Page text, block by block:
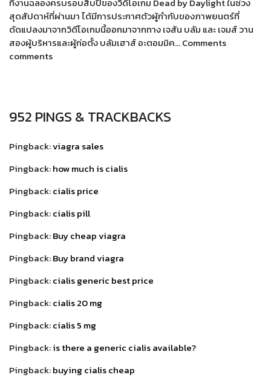
สุดสัปดาห์ที่ผ่านมา ได้มีการประกาศตัวผู้กำกับของภาพยนตร์ที่
ดัดแปลงมาจากวิดีโอเกมนี้ออกมาจากทาง เจสัน บลัม และ เจมส์ วาน
สองผู้บริหารและผู้ก่อตั้ง บลัมเฮาส์ อะตอมมิค… Comments
comments
952 PINGS & TRACKBACKS
Pingback:viagra sales
Pingback:how much is cialis
Pingback:cialis price
Pingback:cialis pill
Pingback:Buy cheap viagra
Pingback:Buy brand viagra
Pingback:cialis generic best price
Pingback:cialis 20 mg
Pingback:cialis 5 mg
Pingback:is there a generic cialis available?
Pingback:buying cialis cheap